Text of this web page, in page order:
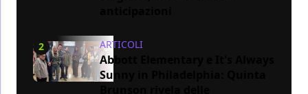
2 ARTICOLI
Abbott Elementary e It's Always
Sunny in Philadelphia: Quinta